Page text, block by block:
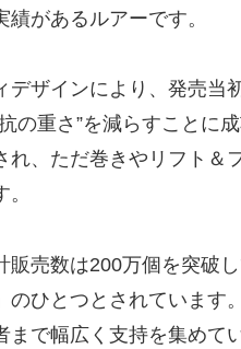
があるルアーです。
デザインにより、発売当
の重さ”を減らすことに
れ、ただ巻きやリフト
販売数は200万個を突破
のひとつとされていま
まで幅広く支持を集めて